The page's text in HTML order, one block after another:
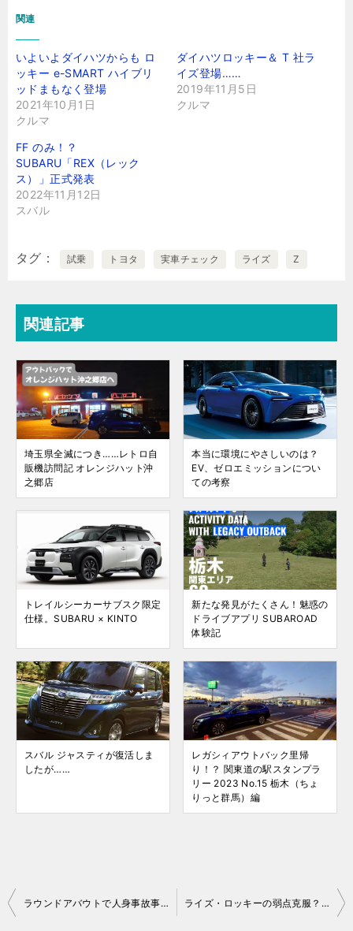
関連
いよいよダイハツからも ロ
ッキー e-SMART ハイブリ
ッドまもなく登場
2021年10月1日
クルマ
ダイハツロッキー＆ T 社ラ
イズ登場……
2019年11月5日
クルマ
FF のみ！？
SUBARU「REX（レック
ス）」正式発表
2022年11月12日
スバル
タグ 試乗 トヨタ 実車チェック ライズ Z
関連記事
埼玉県全滅につき……レトロ自
販機訪問記 オレンジハット沖
之郷店
本当に環境にやさしいのは？
EV、ゼロエミッションについ
ての考察
トレイルシーカーサブスク限定
仕様。SUBARU × KINTO
新たな発見がたくさん！魅惑の
ドライブアプリ SUBAROAD
体験記
スバル ジャスティが復活しま
したが……
レガシィアウトバック里帰
り！？ 関東道の駅スタンプラ
リー 2023 No.15 栃木（ちょ
りっと群馬）編
投
ラウンドアバウトで人身事故事故半減の効果 ライズ・ロッキーの弱点克服？ウインカーの電子音変更